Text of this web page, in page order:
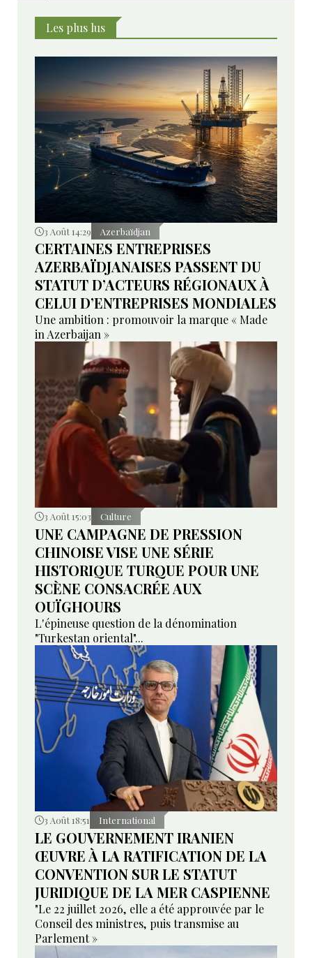
Les plus lus
3 Août 14:29 Azerbaïdjan
CERTAINES ENTREPRISES
AZERBAÏDJANAISES PASSENT DU
STATUT D’ACTEURS RÉGIONAUX À
CELUI D’ENTREPRISES MONDIALES
Une ambition : promouvoir la marque « Made
in Azerbaijan »
3 Août 15:03 Culture
UNE CAMPAGNE DE PRESSION
CHINOISE VISE UNE SÉRIE
HISTORIQUE TURQUE POUR UNE
SCÈNE CONSACRÉE AUX
OUÏGHOURS
L'épineuse question de la dénomination
"Turkestan oriental"...
3 Août 18:51 International
LE GOUVERNEMENT IRANIEN
ŒUVRE À LA RATIFICATION DE LA
CONVENTION SUR LE STATUT
JURIDIQUE DE LA MER CASPIENNE
"Le 22 juillet 2026, elle a été approuvée par le
Conseil des ministres, puis transmise au
Parlement »